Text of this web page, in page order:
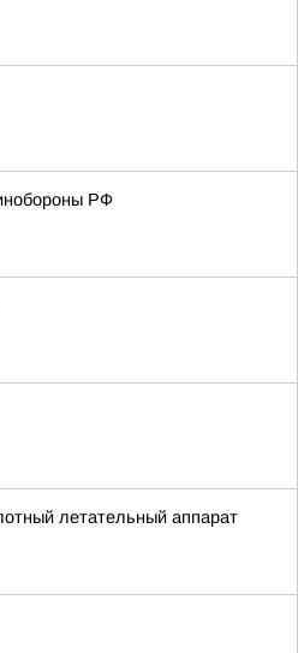
РФ
летательный аппарат